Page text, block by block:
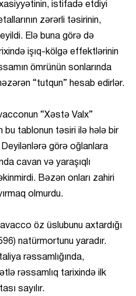
istifadə etdiyi
zərərli təsirinin,
Elə buna görə də
işıq-kölgə effektlərinin
ömrünün sonlarında
“tutqun” hesab edirlər.
“Xəstə Valx”
bu tablonun təsiri ilə hələ bir
görə oğlanlara
cavan və yaraşıqlı
Bəzən onları zahiri
olmurdu.
öz üslubunu axtardığı
natürmortunu yaradır.
rəssamlığında,
rəssamlıq tarixində ilk
sayılır.